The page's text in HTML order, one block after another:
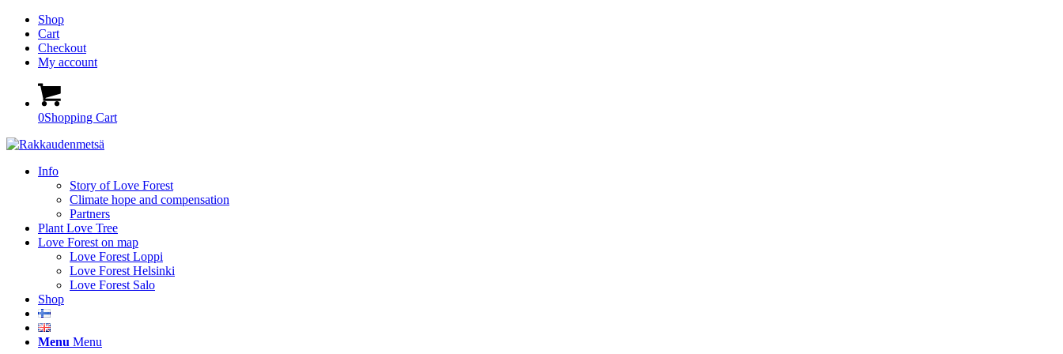
Shop
Cart
Checkout
My account
0Shopping Cart
Info
Story of Love Forest
Climate hope and compensation
Partners
Plant Love Tree
Love Forest on map
Love Forest Loppi
Love Forest Helsinki
Love Forest Salo
Shop
Menu Menu